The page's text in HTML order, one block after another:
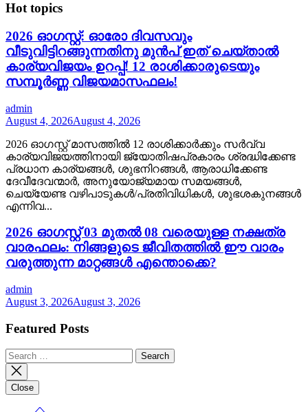
Hot topics
2026 ഓഗസ്റ്റ്: ഓരോ ദിവസവും
വീടുവിട്ടിറങ്ങുന്നതിനു മുൻപ് ഇത് ചെയ്താൽ
കാര്യവിജയം ഉറപ്പ്! 12 രാശിക്കാരുടെയും
സമ്പൂർണ്ണ വിജയമാസഫലം!
admin
August 4, 2026August 4, 2026
2026 ഓഗസ്റ്റ് മാസത്തിൽ 12 രാശിക്കാർക്കും സർവ്വ
കാര്യവിജയത്തിനായി ജ്യോതിഷപ്രകാരം ശ്രദ്ധിക്കേണ്ട
പ്രധാന കാര്യങ്ങൾ, ശുഭനിറങ്ങൾ, ആരാധിക്കേണ്ട
ദേവീദേവന്മാർ, അനുയോജ്യമായ സമയങ്ങൾ,
ചെയ്യേണ്ട വഴിപാടുകൾ/പ്രതിവിധികൾ, ശുഭശകുനങ്ങൾ
എന്നിവ...
2026 ഓഗസ്റ്റ് 03 മുതൽ 08 വരെയുള്ള നക്ഷത്ര
വാരഫലം: നിങ്ങളുടെ ജീവിതത്തിൽ ഈ വാരം
വരുത്തുന്ന മാറ്റങ്ങൾ എന്തൊക്കെ?
admin
August 3, 2026August 3, 2026
Featured Posts
Search
for:
Close